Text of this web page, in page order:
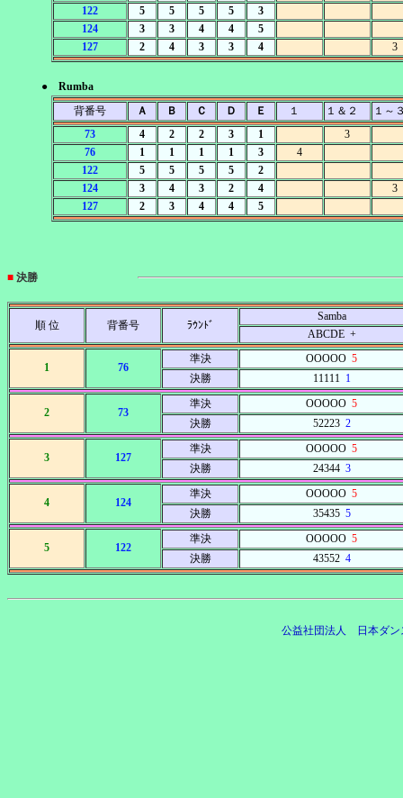
122
5 5 5 5
3
124
3 3 4 4
5
127
2 4 3 3 4 3
● Rumba
背番号
Ａ Ｂ Ｃ Ｄ Ｅ １ １＆２
１
73
4 2 2 3 1
3
76
1 1 1 1 3
4
122
5 5 5 5
2
124
3 4 3 2 4
3
127
2 3 4 4 5
■ 決勝
順 位 背番号 ﾗｳﾝﾄﾞ
Samba
ABCDE +
1 76
準決 OOOOO 5
決勝
111111
2 73
準決 OOOOO 5
決勝
522232
3 127
準決 OOOOO 5
決勝
243443
4 124
準決 OOOOO 5
決勝
354355
5 122
準決 OOOOO 5
決勝
435524
公益社団法人 日本ダ